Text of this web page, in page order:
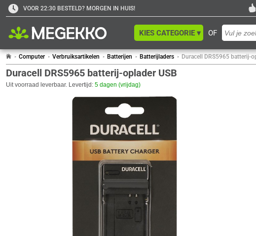
VOOR 22:30 BESTELD? MORGEN IN HUIS!
OF
KIES CATEGORIE ▾
Computer Verbruiksartikelen Batterijen Batterijladers Duracell DRS5965 batterij-
Duracell DRS5965 batterij-oplader USB
Uit voorraad leverbaar. Levertijd: 5 dagen (vrijdag)